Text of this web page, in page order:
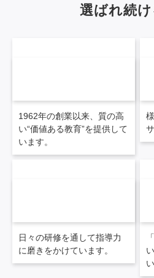
選ばれ続
1962年の創業以来、質の高
い“価値ある教育”を提供して
います。
日々の研修を通して指導力
に磨きをかけています。
い